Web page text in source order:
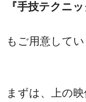
『手技テクニ
もご用意してい
まずは、上の映